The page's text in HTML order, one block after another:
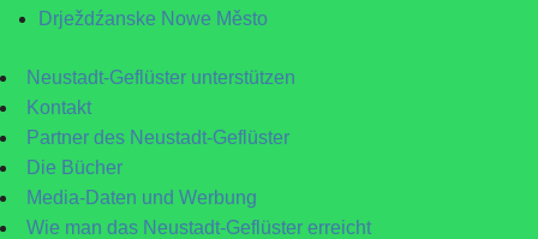
Drježdźanske Nowe Město
Neustadt-Geflüster unterstützen
Kontakt
Partner des Neustadt-Geflüster
Die Bücher
Media-Daten und Werbung
Wie man das Neustadt-Geflüster erreicht